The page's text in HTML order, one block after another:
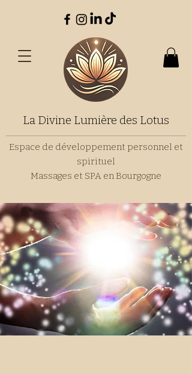
La Divine Lumière des Lotus
Espace de développement personnel et
spirituel
Massages et SPA en Bourgogne